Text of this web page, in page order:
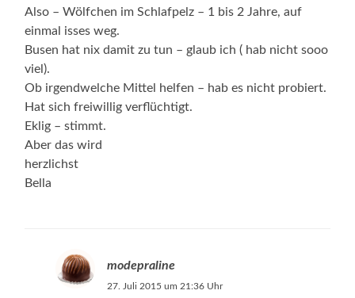
Also – Wölfchen im Schlafpelz – 1 bis 2 Jahre, auf
einmal isses weg.
Busen hat nix damit zu tun – glaub ich ( hab nicht sooo
viel).
Ob irgendwelche Mittel helfen – hab es nicht probiert.
Hat sich freiwillig verflüchtigt.
Eklig – stimmt.
Aber das wird
herzlichst
Bella
modepraline
27. Juli 2015 um 21:36 Uhr